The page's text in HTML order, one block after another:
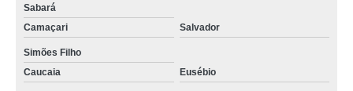
Sabará
Camaçari
Salvador
Simões Filho
Caucaia
Eusébio